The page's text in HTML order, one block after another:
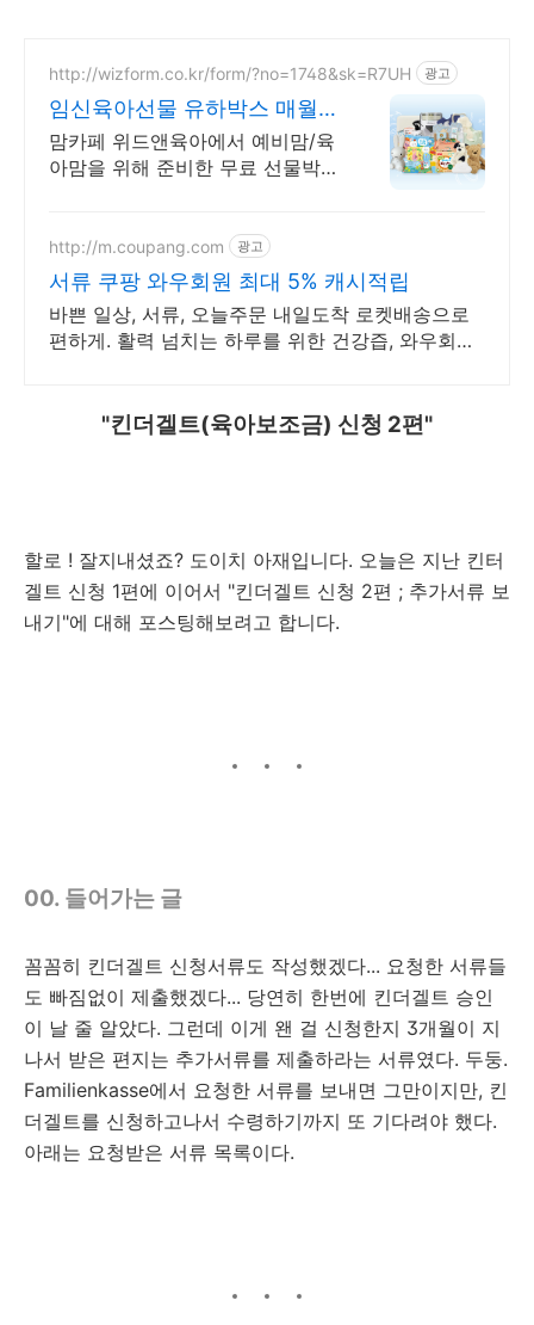
http://wizform.co.kr/form/?no=1748&sk=R7UH 광고
임신육아선물 유하박스 매월
300명 추첨
맘카페 위드앤육아에서 예비맘/육
아맘을 위해 준비한 무료 선물박스
http://m.coupang.com 광고
서류 쿠팡 와우회원 최대 5% 캐시적립
바쁜 일상, 서류, 오늘주문 내일도착 로켓배송으로
편하게. 활력 넘치는 하루를 위한 건강즙, 와우회원
"킨더겔트(육아보조금) 신청 2편"
할로 ! 잘지내셨죠? 도이치 아재입니다. 오늘은 지난 킨터
겔트 신청 1편에 이어서 "킨더겔트 신청 2편 ; 추가서류 보
내기"에 대해 포스팅해보려고 합니다.
00. 들어가는 글
꼼꼼히 킨더겔트 신청서류도 작성했겠다... 요청한 서류들
도 빠짐없이 제출했겠다... 당연히 한번에 킨더겔트 승인
이 날 줄 알았다. 그런데 이게 왠 걸 신청한지 3개월이 지
나서 받은 편지는 추가서류를 제출하라는 서류였다. 두둥.
Familienkasse에서 요청한 서류를 보내면 그만이지만, 킨
더겔트를 신청하고나서 수령하기까지 또 기다려야 했다.
아래는 요청받은 서류 목록이다.